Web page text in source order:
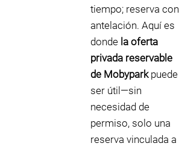
tiempo; reserva con
antelación. Aquí es
donde la oferta
privada reservable
de Mobyparkpuede
ser útil—sin
necesidad de
permiso, solo una
reserva vinculada a